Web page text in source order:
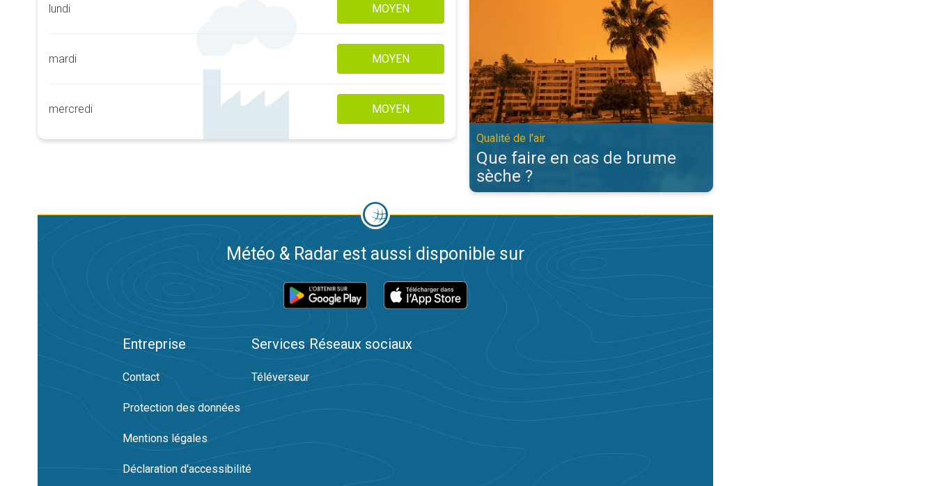
lundi MOYEN
mardi MOYEN
mercredi MOYEN
Qualité de l'air
Que faire en cas de brume
sèche ?
Météo & Radar est aussi disponible sur
Entreprise
Contact
Protection des données
Mentions légales
Déclaration d'accessibilité
Services
Téléverseur
Réseaux sociaux